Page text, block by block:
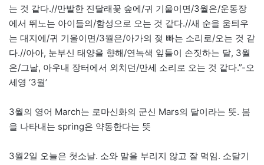
는 것 같다.//만발한 진달래꽃 숲에/귀 기울이면/3월은/운동장
에서 뛰노는 아이들의/함성으로 오는 것 같다.//새 순을 움틔우
는 대지에/귀 기울이면/3월은/아가의 젖 빠는 소리로/오는 것 같
다.//아아, 눈부신 태양을 향해/연녹색 잎들이 손짓하는 달, 3월
은/그날, 아우내 장터에서 외치던/만세 소리로 오는 것 같다.”-오
세영 ‘3월’
3월의 영어 March는 로마신화의 군신 Mars의 달이라는 뜻. 봄
을 나타내는 spring은 약동한다는 뜻
3월2일 오늘은 첫소날. 소와 말을 부리지 않고 잘 먹임. 소달기